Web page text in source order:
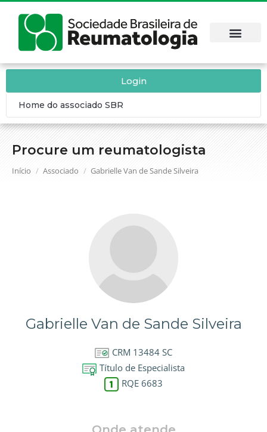
Procure um reumatologista
Você está aqui:
Início Associado Gabrielle Van de Sande Silveira
Login
Home do associado SBR
Gabrielle Van de Sande Silveira
CRM 13484 SC
Título de Especialista
RQE 6683